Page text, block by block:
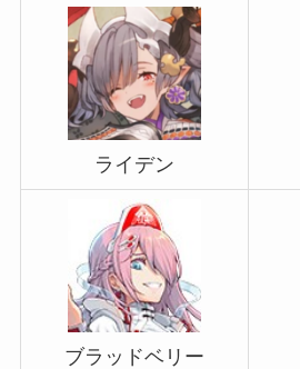
ライデン
ブラッドベリー